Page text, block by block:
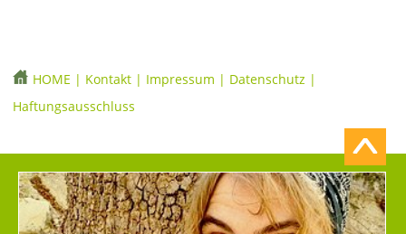
HOME | Kontakt | Impressum | Datenschutz |
Haftungsausschluss